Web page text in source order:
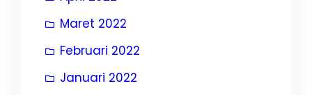
Maret 2022
Februari 2022
Januari 2022